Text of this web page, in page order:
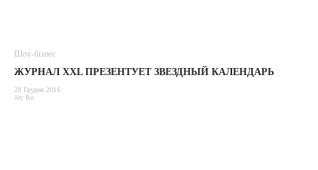
Шоу-бізнес
ЖУРНАЛ XXL ПРЕЗЕНТУЕТ ЗВЕЗДНЫЙ КАЛЕНДАРЬ
28 Грудня 2016
Jey Ro